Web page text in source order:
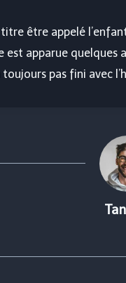
être appelé
est apparue quelques
toujours pas fini avec